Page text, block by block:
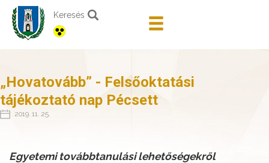
Keresés
„Hovatovább” - Felsőoktatási
tájékoztató nap Pécsett
2019. 11. 25.
Egyetemi továbbtanulási lehetőségekről